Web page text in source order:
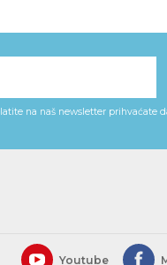
na naš newsletter prihvaćate
Youtube